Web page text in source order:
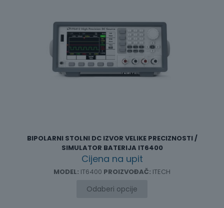
BIPOLARNI STOLNI DC IZVOR VELIKE PRECIZNOSTI /
SIMULATOR BATERIJA IT6400
Cijena na upit
MODEL: IT6400 PROIZVOĐAČ: ITECH
Odaberi opcije